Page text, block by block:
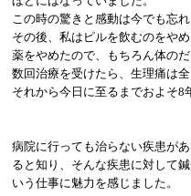
この時の驚きと感動は今でも忘れ
その後、私はピルを飲むのをや
薬をやめたので、もちろん体の
数回治療を受けたら、生理痛は全
それから今日に至るまでおよそ8
病院に行っても治らない疾患が
ると知り、そんな疾患に対して
いう仕事に魅力を感じました。